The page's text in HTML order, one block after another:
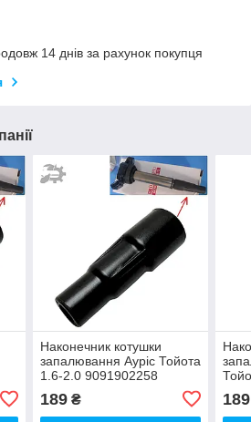
14 днів за рахунок покупця
Наконечник котушки
запалювання Ауріс Тойота
1.6-2.0 9091902258
9091902252 90919C2003
189₴ 189